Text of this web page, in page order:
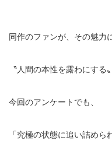
同作のファンが、その魅力
〝人間の本性を露わにする
今回のアンケートでも、
「究極の状態に追い詰めら